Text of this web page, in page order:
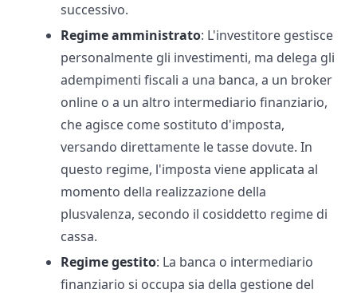
successivo.
Regime amministrato: L'investitore gestisce
personalmente gli investimenti, ma delega gli
adempimenti fiscali a una banca, a un broker
online o a un altro intermediario finanziario,
che agisce come sostituto d'imposta,
versando direttamente le tasse dovute. In
questo regime, l'imposta viene applicata al
momento della realizzazione della
plusvalenza, secondo il cosiddetto regime di
cassa.
Regime gestito: La banca o intermediario
finanziario si occupa sia della gestione del